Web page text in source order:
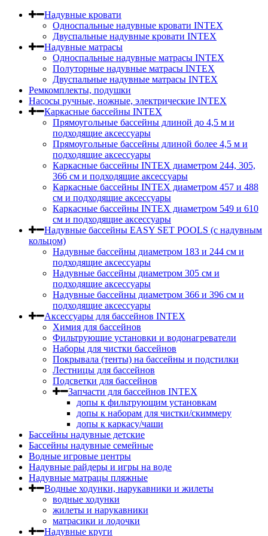
Надувные кровати
Односпальные надувные кровати INTEX
Двуспальные надувные кровати INTEX
Надувные матрасы
Односпальные надувные матрасы INTEX
Полуторные надувные матрасы INTEX
Двуспальные надувные матрасы INTEX
Ремкомплекты, подушки
Насосы ручные, ножные, электрические INTEX
Каркасные бассейны INTEX
Прямоугольные бассейны длиной до 4,5 м и
подходящие аксессуары
Прямоугольные бассейны длиной более 4,5 м и
подходящие аксессуары
Каркасные бассейны INTEX диаметром 244, 305,
366 см и подходящие аксессуары
Каркасные бассейны INTEX диаметром 457 и 488
cм и подходящие аксессуары
Каркасные бассейны INTEX диаметром 549 и 610
см и подходящие аксессуары
Надувные бассейны EASY SET POOLS (с надувным
кольцом)
Надувные бассейны диаметром 183 и 244 см и
подходящие аксессуары
Надувные бассейны диаметром 305 см и
подходящие аксессуары
Надувные бассейны диаметром 366 и 396 см и
подходящие аксессуары
Аксессуары для бассейнов INTEX
Химия для бассейнов
Фильтрующие установки и водонагреватели
Наборы для чистки бассейнов
Покрывала (тенты) на бассейны и подстилки
Лестницы для бассейнов
Подсветки для бассейнов
Запчасти для бассейнов INTEX
допы к фильтрующим установкам
допы к наборам для чистки/скиммеру
допы к каркасу/чаши
Бассейны надувные детские
Бассейны надувные семейные
Водные игровые центры
Надувные райдеры и игры на воде
Надувные матрацы пляжные
Водные ходунки, нарукавники и жилеты
водные ходунки
жилеты и нарукавники
матрасики и лодочки
Надувные круги